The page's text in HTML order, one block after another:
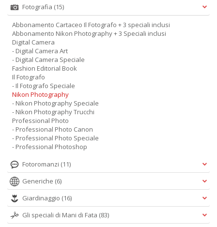
Fotografia (15)
Abbonamento Cartaceo Il Fotografo + 3 speciali inclusi
Abbonamento Nikon Photography + 3 Speciali inclusi
Digital Camera
- Digital Camera Art
- Digital Camera Speciale
Fashion Editorial Book
Il Fotografo
- Il Fotografo Speciale
Nikon Photography
- Nikon Photography Speciale
- Nikon Photography Trucchi
Professional Photo
- Professional Photo Canon
- Professional Photo Speciale
- Professional Photoshop
Fotoromanzi (11)
Generiche (6)
Giardinaggio (16)
Gli speciali di Mani di Fata (83)